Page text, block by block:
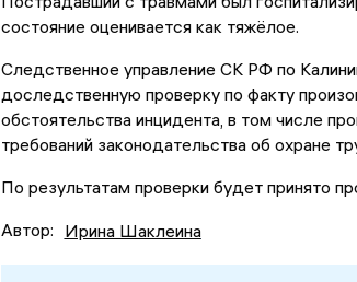
состояние оценивается как тяжёлое.
Следственное управление СК РФ по
доследственную проверку по факту
обстоятельства инцидента, в том числе
требований законодательства об охране
По результатам проверки будет принято
Автор: Ирина Шаклеина